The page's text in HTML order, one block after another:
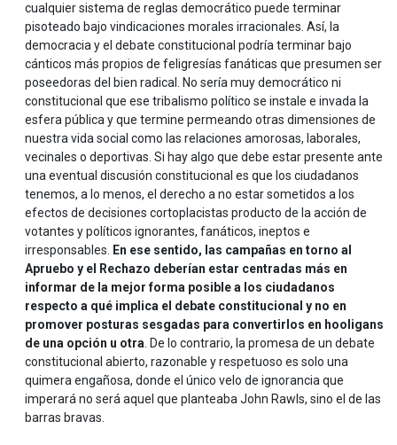
cualquier sistema de reglas democrático puede terminar
pisoteado bajo vindicaciones morales irracionales. Así, la
democracia y el debate constitucional podría terminar bajo
cánticos más propios de feligresías fanáticas que presumen ser
poseedoras del bien radical. No sería muy democrático ni
constitucional que ese tribalismo político se instale e invada la
esfera pública y que termine permeando otras dimensiones de
nuestra vida social como las relaciones amorosas, laborales,
vecinales o deportivas. Si hay algo que debe estar presente ante
una eventual discusión constitucional es que los ciudadanos
tenemos, a lo menos, el derecho a no estar sometidos a los
efectos de decisiones cortoplacistas producto de la acción de
votantes y políticos ignorantes, fanáticos, ineptos e
irresponsables.
En ese sentido, las campañas en torno al
Apruebo y el Rechazo deberían estar centradas más en
informar de la mejor forma posible a los ciudadanos
respecto a qué implica el debate constitucional y no en
promover posturas sesgadas para convertirlos en hooligans
de una opción u otra . De lo contrario, la promesa de un debate
constitucional abierto, razonable y respetuoso es solo una
quimera engañosa, donde el único velo de ignorancia que
imperará no será aquel que planteaba John Rawls, sino el de las
barras bravas.